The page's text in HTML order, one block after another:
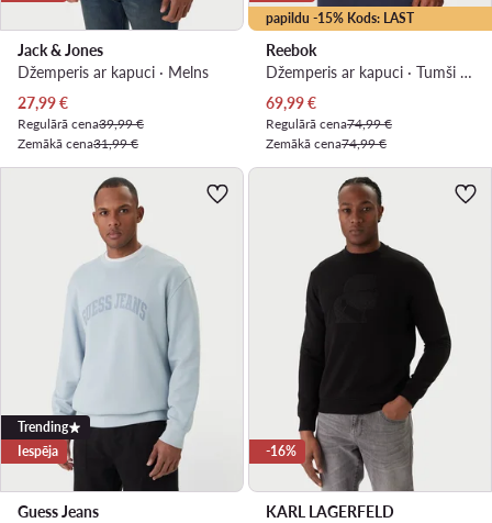
Jack & Jones
Džemperis ar kapuci · Melns
Pašreizējā cena
27,99€
Regulārā cena39,99 €
Zemākā cena31,99 €
papildu -15% Kods: LAST
Reebok
Džemperis ar kapuci · Tumši zils
Pašreizējā cena
69,99€
Regulārā cena74,99 €
Zemākā cena74,99 €
Trending
Iespēja
Guess Jeans
-16%
KARL LAGERFELD